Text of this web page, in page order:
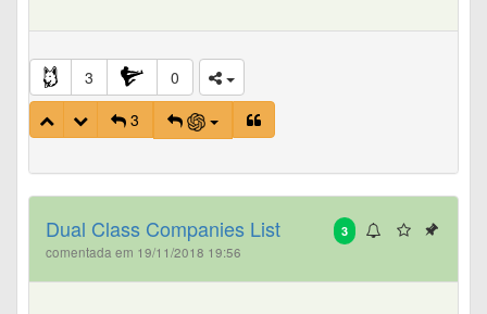
3
0
3
3
Dual Class Companies List
comentada em 19/11/2018 19:56